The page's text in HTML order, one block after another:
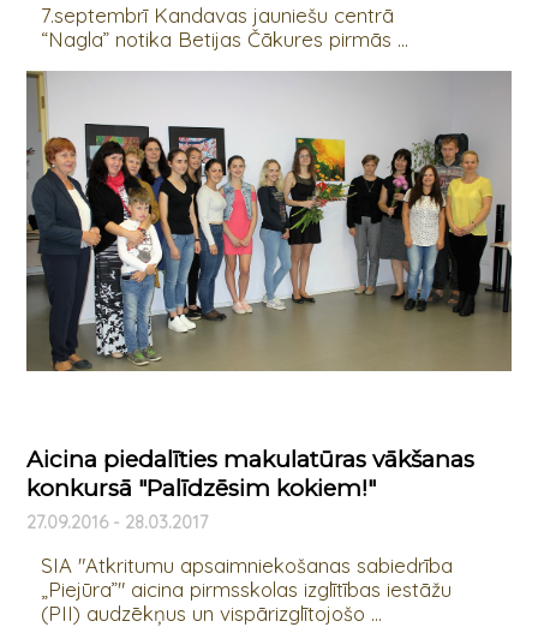
7.septembrī Kandavas jauniešu centrā
“Nagla” notika Betijas Čākures pirmās ...
Aicina piedalīties makulatūras vākšanas
konkursā "Palīdzēsim kokiem!"
27.09.2016 - 28.03.2017
SIA "Atkritumu apsaimniekošanas sabiedrība
„Piejūra”" aicina pirmsskolas izglītības iestāžu
(PII) audzēkņus un vispārizglītojošo ...